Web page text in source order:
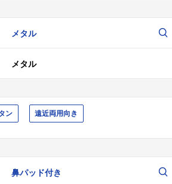
メタル
メタル
ン 遠近両用向き
鼻パッド付き